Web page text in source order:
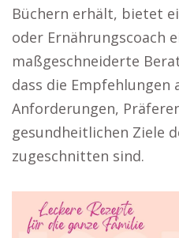
Büchern erhält, bietet
oder Ernährungscoach
maßgeschneiderte
dass die Empfehlungen
Anforderungen,
gesundheitlichen Ziele
zugeschnitten sind.